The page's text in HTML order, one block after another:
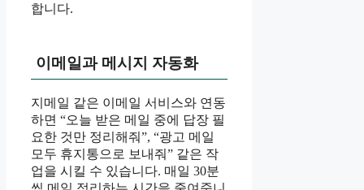
합니다.
이메일과 메시지 자동화
지메일 같은 이메일 서비스와 연동
하면 “오늘 받은 메일 중에 답장 필
요한 것만 정리해줘”, “광고 메일
모두 휴지통으로 보내줘” 같은 작
업을 시킬 수 있습니다. 매일 30분